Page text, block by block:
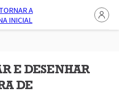
E DESENHAR
DE